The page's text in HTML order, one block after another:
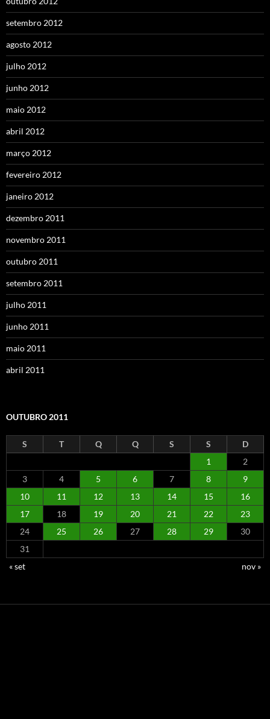
setembro 2012
agosto 2012
julho 2012
junho 2012
maio 2012
abril 2012
março 2012
fevereiro 2012
janeiro 2012
dezembro 2011
novembro 2011
outubro 2011
setembro 2011
julho 2011
junho 2011
maio 2011
abril 2011
OUTUBRO 2011
S T Q Q S S
D
1
2
3
4 5 6 7 8
9
10
11 12 13 14 15
16
17
18 19 20 21 22
23
24
25 26 27 28 29
30
31
« set
nov »